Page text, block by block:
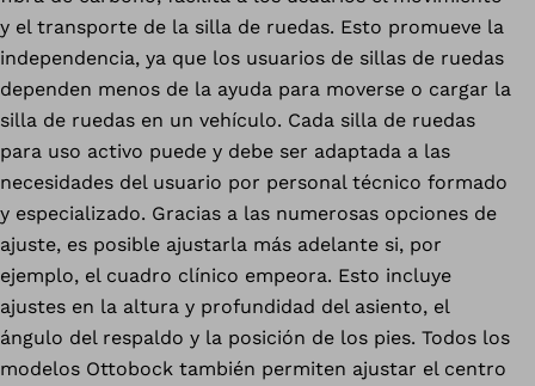
y el transporte de la silla de ruedas. Esto promueve la
independencia, ya que los usuarios de sillas de ruedas
dependen menos de la ayuda para moverse o cargar la
silla de ruedas en un vehículo. Cada silla de ruedas
para uso activo puede y debe ser adaptada a las
necesidades del usuario por personal técnico formado
y especializado. Gracias a las numerosas opciones de
ajuste, es posible ajustarla más adelante si, por
ejemplo, el cuadro clínico empeora. Esto incluye
ajustes en la altura y profundidad del asiento, el
ángulo del respaldo y la posición de los pies. Todos los
modelos Ottobock también permiten ajustar el centro